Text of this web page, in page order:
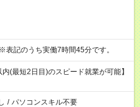
9:00～17:30 0:30～9:00 ※表記のうち実働7時間45分です。
(最短2日目)のスピード就業が可能】
/ パソコンスキル不要